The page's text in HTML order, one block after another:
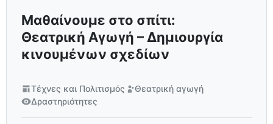
Μαθαίνουμε στο σπίτι:
Θεατρική Αγωγή – Δημιουργία
κινουμένων σχεδίων
Τέχνες και Πολιτισμός
Θεατρική αγωγή
Δραστηριότητες